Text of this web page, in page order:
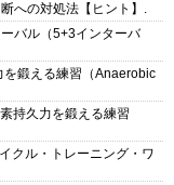
への対処法【ヒント】.
バル（5+3インターバ
鍛える練習（Anaerobic
持久力を鍛える練習
クル・トレーニング・ワ